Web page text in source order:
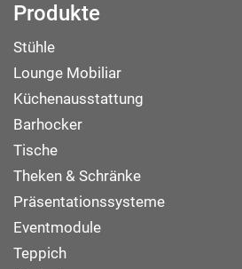
Produkte
Stühle
Lounge Mobiliar
Küchenausstattung
Barhocker
Tische
Theken & Schränke
Präsentationssysteme
Eventmodule
Teppich